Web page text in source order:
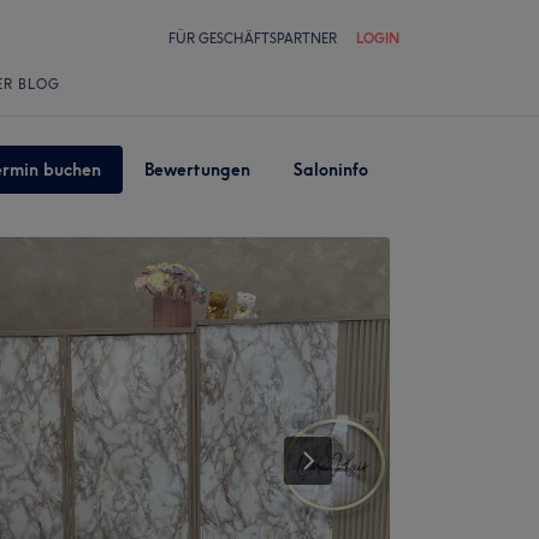
FÜR GESCHÄFTSPARTNER LOGIN
BLOG
buchen Bewertungen Saloninfo